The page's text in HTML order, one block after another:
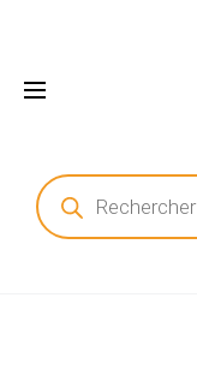
Recherche
de
produits